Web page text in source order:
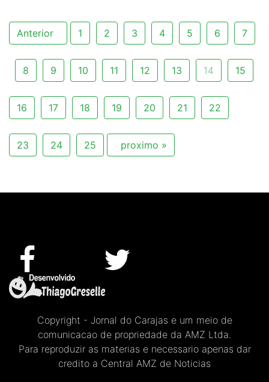
Anterior 1 2 3 4 5 6 7
8 9 10 11 12 13 14 15
16 17 18 19 20 21 22
23 24 25 proximo »
Copyright - Jornal do Carajas e um meio de
comunicacao de propriedade da AMZ Ltda.
Para reproduzir as materias e necessario apenas dar
credito a Central AMZ de Noticias